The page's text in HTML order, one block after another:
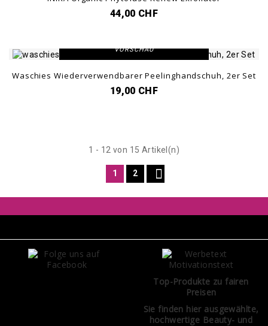
44,00 CHF
VORSCHAU
Waschies Wiederverwendbarer Peelinghandschuh, 2er Set
19,00 CHF
1 - 12 von 15 Artikel(n)
1 2 
Top-Produkte zu fairen
Preisen
Sie finden hier ausgewählte,
hochwertige Beauty- und